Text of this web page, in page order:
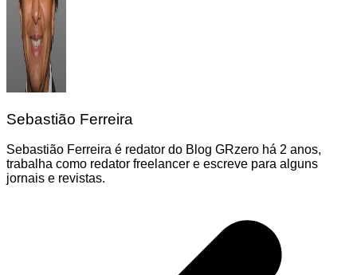
Sebastião Ferreira
Sebastião Ferreira é redator do Blog GRzero há 2 anos,
trabalha como redator freelancer e escreve para alguns
jornais e revistas.